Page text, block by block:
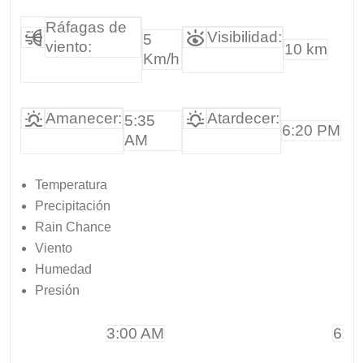
Ráfagas de
viento:
5
Km/h
Visibilidad:
10 km
Amanecer: 5:35
AM
Atardecer:
6:20 PM
Temperatura
Precipitación
Rain Chance
Viento
Humedad
Presión
3:00 AM